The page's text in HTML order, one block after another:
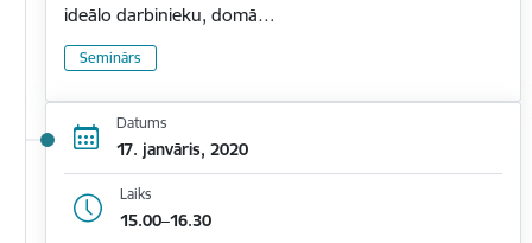
ideālo darbinieku, domā…
Seminārs
Datums
17. janvāris, 2020
Laiks
15.00–16.30